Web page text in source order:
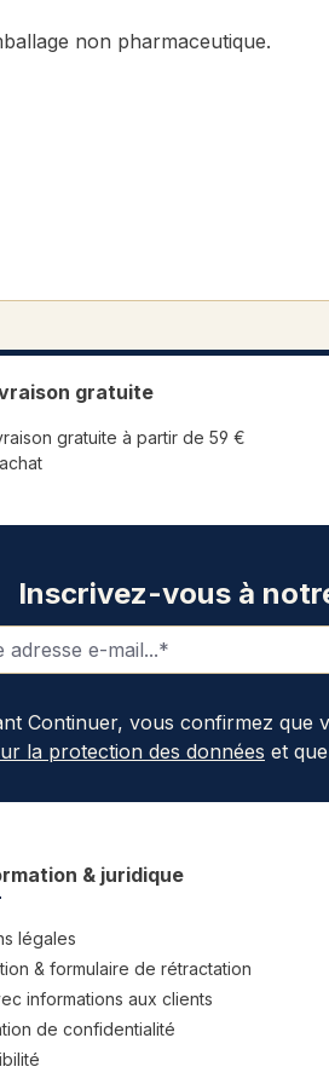
non pharmaceutique.
gratuite
gratuite à partir de 59 €
Inscrivez-vous à
Continuer, vous confirmez que
la protection des données et
& juridique
légales
& formulaire de rétractation
informations aux clients
de confidentialité